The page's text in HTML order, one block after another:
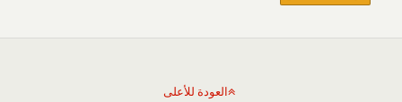
العودة للأعلى